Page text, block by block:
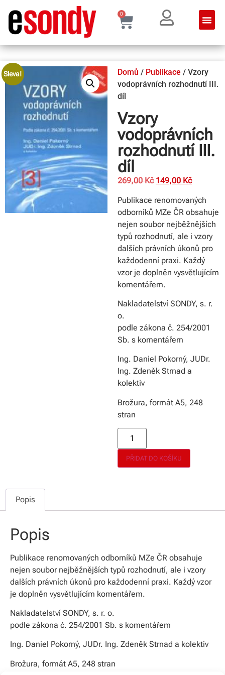
0
Sleva! Domů / Publikace / Vzory
vodoprávních rozhodnutí III.
díl
Vzory
vodoprávních
rozhodnutí III.
díl
269,00Kč 149,00 Kč
Publikace renomovaných
odborníků MZe ČR obsahuje
nejen soubor nejběžnějších
typů rozhodnutí, ale i vzory
dalších právních úkonů pro
každodenní praxi. Každý
vzor je doplněn vysvětlujícím
komentářem.
Nakladatelství SONDY, s. r.
o.
podle zákona č. 254/2001
Sb. s komentářem
Ing. Daniel Pokorný, JUDr.
Ing. Zdeněk Strnad a
kolektiv
Brožura, formát A5, 248
stran
PŘIDAT DO KOŠÍKU
Popis
Popis
Publikace renomovaných odborníků MZe ČR obsahuje
nejen soubor nejběžnějších typů rozhodnutí, ale i vzory
dalších právních úkonů pro každodenní praxi. Každý vzor
je doplněn vysvětlujícím komentářem.
Nakladatelství SONDY, s. r. o.
podle zákona č. 254/2001 Sb. s komentářem
Ing. Daniel Pokorný, JUDr. Ing. Zdeněk Strnad a kolektiv
Brožura, formát A5, 248 stran